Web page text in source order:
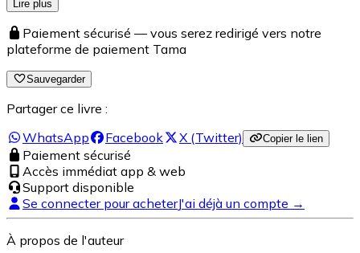
Lire plus
Paiement sécurisé — vous serez redirigé vers notre
plateforme de paiement Tama
Sauvegarder
Partager ce livre :
WhatsApp
Facebook X (Twitter) Copier le lien
Paiement sécurisé
Accès immédiat app & web
Support disponible
Se connecter pour acheterJ'ai déjà un compte →
À propos de l'auteur